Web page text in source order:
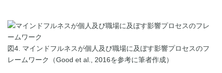
図4. マインドフルネスが個人及び職場に及ぼす影響プロセスのフ
レームワーク（Good et al., 2016を参考に筆者作成）